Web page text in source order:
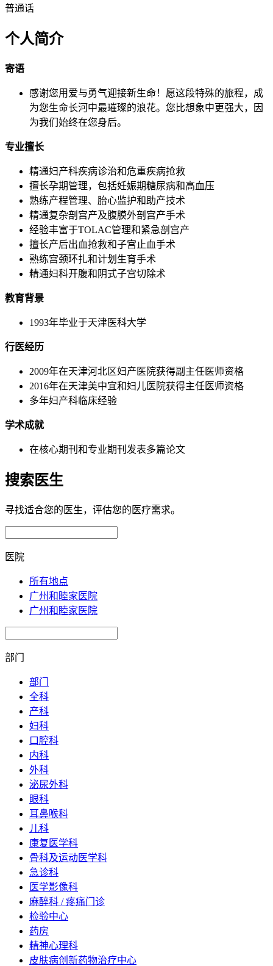
普通话
个人简介
寄语
感谢您用爱与勇气迎接新生命！愿这段特殊的旅程，成
为您生命长河中最璀璨的浪花。您比想象中更强大，因
为我们始终在您身后。
专业擅长
精通妇产科疾病诊治和危重疾病抢救
擅长孕期管理，包括妊娠期糖尿病和高血压
熟练产程管理、胎心监护和助产技术
精通复杂剖宫产及腹膜外剖宫产手术
经验丰富于TOLAC管理和紧急剖宫产
擅长产后出血抢救和子宫止血手术
熟练宫颈环扎和计划生育手术
精通妇科开腹和阴式子宫切除术
教育背景
1993年毕业于天津医科大学
行医经历
2009年在天津河北区妇产医院获得副主任医师资格
2016年在天津美中宜和妇儿医院获得主任医师资格
多年妇产科临床经验
学术成就
在核心期刊和专业期刊发表多篇论文
搜索医生
寻找适合您的医生，评估您的医疗需求。
医院
所有地点
广州和睦家医院
广州和睦家医院
部门
部门
全科
产科
妇科
口腔科
内科
外科
泌尿外科
眼科
耳鼻喉科
儿科
康复医学科
骨科及运动医学科
急诊科
医学影像科
麻醉科 / 疼痛门诊
检验中心
药房
精神心理科
皮肤病创新药物治疗中心